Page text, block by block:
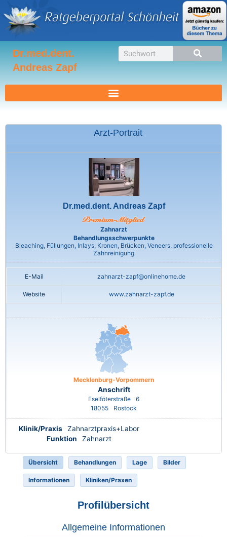
Inhalt
springen
Dr.med.dent.
Andreas Zapf
Suche
Arzt-Portrait
Dr.med.dent. Andreas Zapf
Zahnarzt
Behandlungsschwerpunkte
Bleaching, Füllungen, Inlays, Kronen, Brücken, Veneers, professionelle
Zahnreinigung
E-Mail zahnarzt-zapf@onlinehome.de
Website www.zahnarzt-zapf.de
Mecklenburg-Vorpommern
Anschrift
Eselföterstraße
6
18055
Rostock
Klinik/Praxis
Zahnarztpraxis+Labor
Funktion
Zahnarzt
Übersicht Behandlungen Lage Bilder
Informationen Kliniken/Praxen
Profilübersicht
Allgemeine Informationen